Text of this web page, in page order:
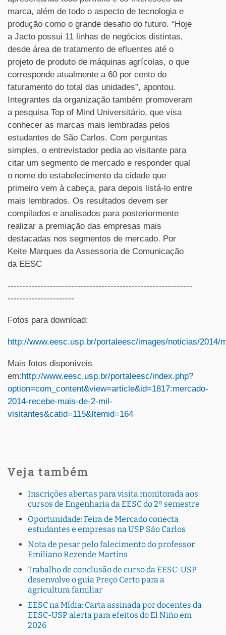
marca, além de todo o aspecto de tecnologia e
produção como o grande desafio do futuro. “Hoje
a Jacto possui 11 linhas de negócios distintas,
desde área de tratamento de efluentes até o
projeto de produto de máquinas agrícolas, o que
corresponde atualmente a 60 por cento do
faturamento do total das unidades”, apontou.
Integrantes da organização também promoveram
a pesquisa Top of Mind Universitário, que visa
conhecer as marcas mais lembradas pelos
estudantes de São Carlos. Com perguntas
simples, o entrevistador pedia ao visitante para
citar um segmento de mercado e responder qual
o nome do estabelecimento da cidade que
primeiro vem à cabeça, para depois listá-lo entre
mais lembrados. Os resultados devem ser
compilados e analisados para posteriormente
realizar a premiação das empresas mais
destacadas nos segmentos de mercado. Por
Keite Marques da Assessoria de Comunicação
da EESC
-------------------------------------------------------------
----------------------
Fotos para download:
http://www.eesc.usp.br/portaleesc/images/noticias/2014/
Mais fotos disponíveis
em:http://www.eesc.usp.br/portaleesc/index.php?
option=com_content&view=article&id=1817:mercado-
2014-recebe-mais-de-2-mil-
visitantes&catid=115&Itemid=164
Veja também
Inscrições abertas para visita monitorada aos
cursos de Engenharia da EESC do 2º semestre
Oportunidade: Feira de Mercado conecta
estudantes e empresas na USP São Carlos
Nota de pesar pelo falecimento do professor
Emiliano Rezende Martins
Trabalho de conclusão de curso da EESC-USP
desenvolve o guia Preço Certo para a
agricultura familiar
EESC na Mídia: Carta assinada por docentes da
EESC-USP alerta para efeitos do El Niño em
2026